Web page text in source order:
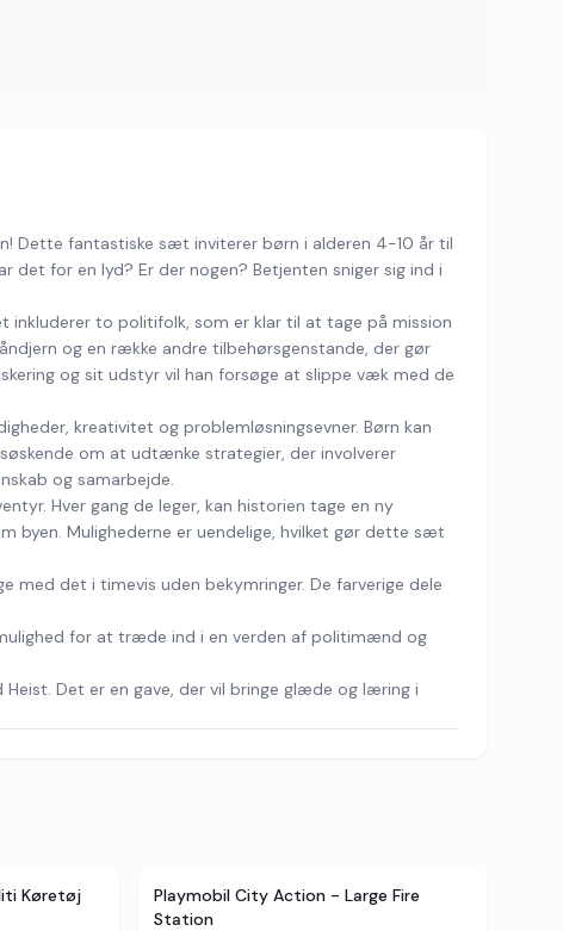
Dette fantastiske sæt inviterer børn i alderen 4-10 år til
for en lyd? Er der nogen? Betjenten sniger sig ind i
to politifolk, som er klar til at tage på mission
og en række andre tilbehørsgenstande, der gør
og sit udstyr vil han forsøge at slippe væk med de
kreativitet og problemløsningsevner. Børn kan
om at udtænke strategier, der involverer
og samarbejde.
Hver gang de leger, kan historien tage en ny
byen. Mulighederne er uendelige, hvilket gør dette sæt
det i timevis uden bekymringer. De farverige dele
for at træde ind i en verden af politimænd og
Det er en gave, der vil bringe glæde og læring i
Køretøj
Playmobil City Action - Large Fire
Station